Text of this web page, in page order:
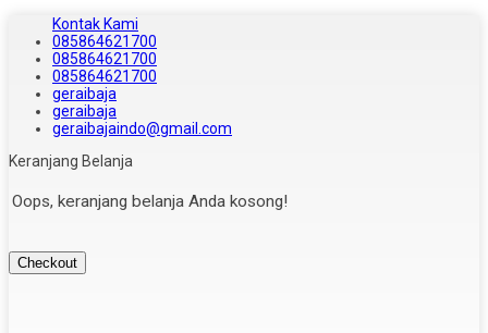
Kontak Kami
085864621700
085864621700
085864621700
geraibaja
geraibaja
geraibajaindo@gmail.com
Keranjang Belanja
Oops, keranjang belanja Anda kosong!
Checkout